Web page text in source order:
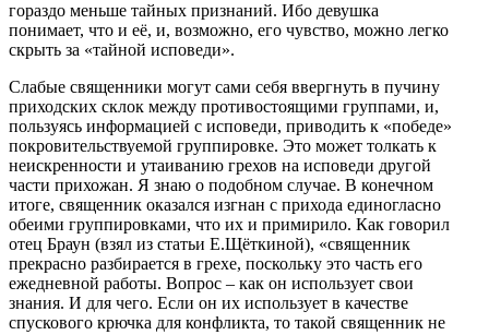
гораздо меньше тайных признаний. Ибо девушка
понимает, что и её, и, возможно, его чувство, можно легко
скрыть за «тайной исповеди».
Слабые священники могут сами себя ввергнуть в пучину
приходских склок между противостоящими группами, и,
пользуясь информацией с исповеди, приводить к «победе»
покровительствуемой группировке. Это может толкать к
неискренности и утаиванию грехов на исповеди другой
части прихожан. Я знаю о подобном случае. В конечном
итоге, священник оказался изгнан с прихода единогласно
обеими группировками, что их и примирило. Как говорил
отец Браун (взял из статьи Е.Щёткиной), «священник
прекрасно разбирается в грехе, поскольку это часть его
ежедневной работы. Вопрос – как он использует свои
знания. И для чего. Если он их использует в качестве
спускового крючка для конфликта, то такой священник не